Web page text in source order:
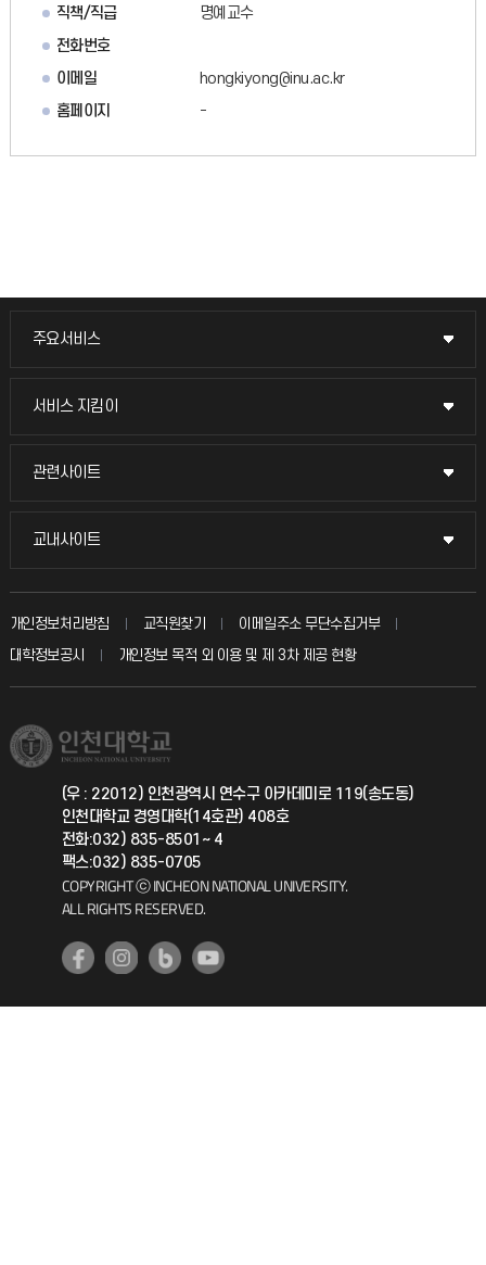
직책/직급
명예교수
전화번호
이메일
hongkiyong@inu.ac.kr
홈페이지
-
주요서비스
주요서비스
교무회의방송
입학안내
취업정보(학생)
서비스 지킴이
서비스 지킴이
묻고 답하기
칭찬마당
학생서비스 지킴이
관련사이트
관련사이트
국방헬프콜
총동문회
교내사이트
교내사이트
교수회
교육혁신본부
국제지원과
공자아카데미
기초교육원
개인정보처리방침 교직원찾기
이메일주소 무단수집거부
대학정보공시
개인정보 목적 외 이용 및 제 3차 제공 현황
(우 : 22012) 인천광역시 연수구 아카데미로 119(송도동)
인천대학교 경영대학(14호관) 408호
전화:032) 835-8501~ 4
팩스:032) 835-0705
COPYRIGHT ⓒ INCHEON NATIONAL UNIVERSITY.
ALL RIGHTS RESERVED.